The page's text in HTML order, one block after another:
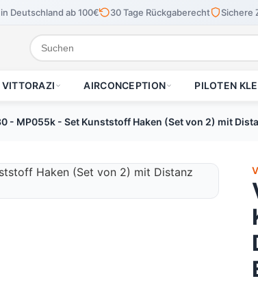
Deutschland ab 100€ 30 Tage Rückgaberecht Sichere
VITTORAZI AIRCONCEPTION PILOTEN
- MP055k - Set Kunststoff Haken (Set von 2) mit